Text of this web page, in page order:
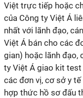
Việt trực tiếp hoặc
của Công ty Việt Á
nhất với lãnh đạo,
Việt Á bán cho các
gian) hoặc lãnh đạo,
ty Việt Á giao kit
các đơn vị, cơ sở y
hợp thức hồ sơ đấu